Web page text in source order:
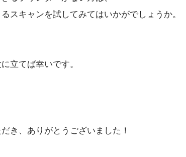
スキャンを試してみてはいかがでしょうか。
立てば幸いです。
き、ありがとうございました！